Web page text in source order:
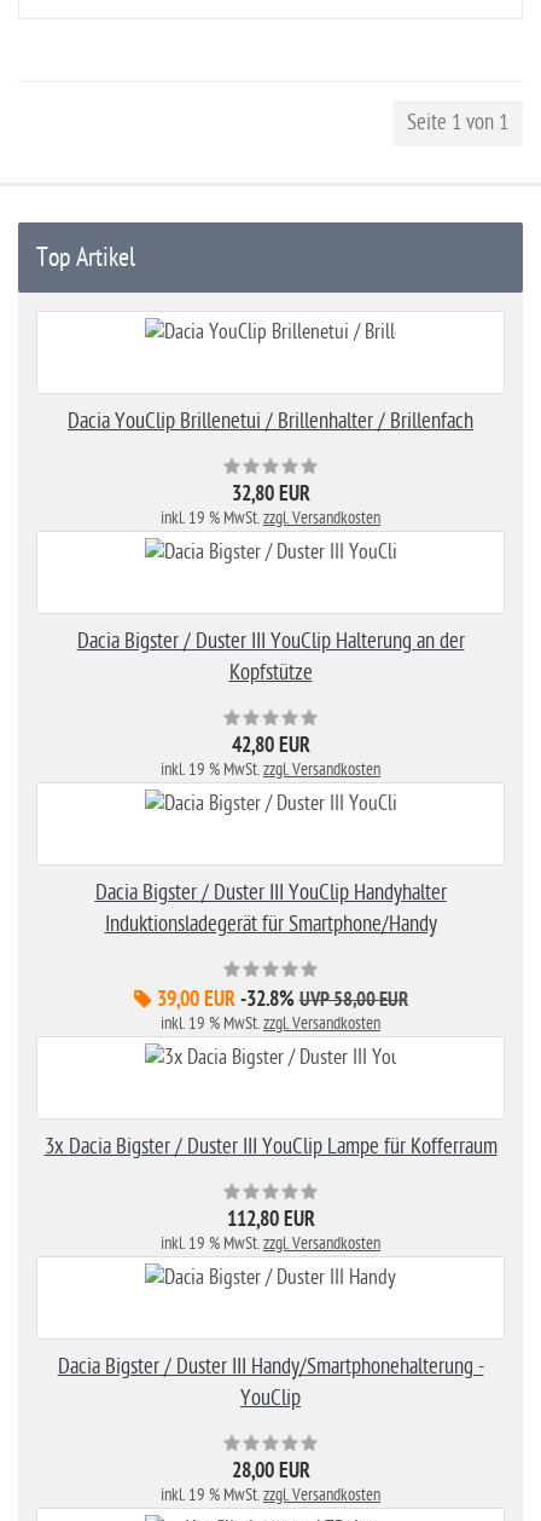
Seite 1 von 1
Top Artikel
Dacia YouClip Brillenetui / Brillenhalter / Brillenfach
32,80 EUR
inkl. 19 % MwSt.zzgl. Versandkosten
Dacia Bigster / Duster III YouClip Halterung an der
Kopfstütze
42,80 EUR
inkl. 19 % MwSt.zzgl. Versandkosten
Dacia Bigster / Duster III YouClip Handyhalter
Induktionsladegerät für Smartphone/Handy
39,00 EUR -32.8% UVP 58,00 EUR
inkl. 19 % MwSt.zzgl. Versandkosten
3x Dacia Bigster / Duster III YouClip Lampe für Kofferraum
112,80 EUR
inkl. 19 % MwSt.zzgl. Versandkosten
Dacia Bigster / Duster III Handy/Smartphonehalterung -
YouClip
28,00 EUR
inkl. 19 % MwSt.zzgl. Versandkosten